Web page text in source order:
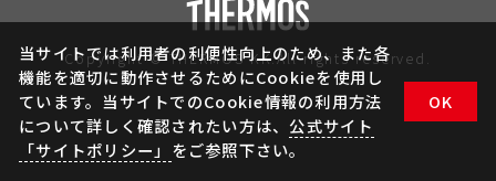
Copyright © THERMOS KK.All rights reserved.
当サイトでは利用者の利便性向上のため、また各
機能を適切に動作させるためにCookieを使用し
ています。当サイトでのCookie情報の利用方法
について詳しく確認されたい方は、 公式サイト
「サイトポリシー」 をご参照下さい。
OK